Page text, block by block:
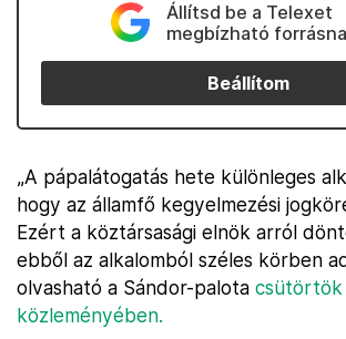
Állítsd be a Telexet
megbízható
Beállítom
„A pápalátogatás hete különleges
hogy az államfő kegyelmezési
Ezért a köztársasági elnök arról
ebből az alkalomból széles körben
olvasható a Sándor-palota
közleményében.